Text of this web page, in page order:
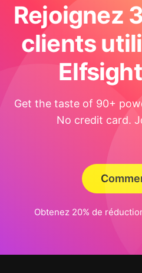
Rejoignez
clients
Get the taste of 90+
No credit card.
Obtenez 20% de